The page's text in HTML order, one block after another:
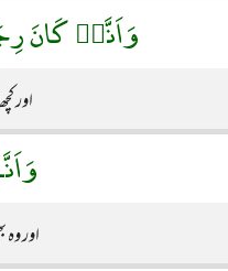
وَاَنَّهٝ كَانَ
اور
اور